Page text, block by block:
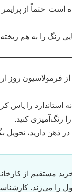
است. حتماً از
رنگ را به هم
از فرمولاسیون روز
را پاس
رنگ‌آمیزی کنید.
ذهن دارید، تحویل
مستقیم از
را می‌زند.